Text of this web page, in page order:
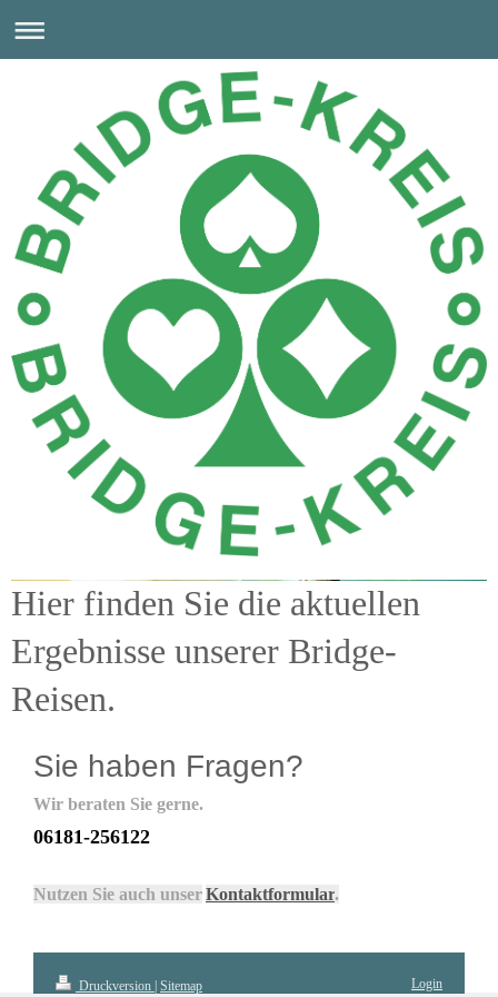
Bridge-Kreis GmbH
Hier finden Sie die aktuellen
Ergebnisse unserer Bridge-
Reisen.
Sie haben Fragen?
Wir beraten Sie gerne.
06181-256122
Nutzen Sie auch unserKontaktformular.
Druckversion Sitemap
Login